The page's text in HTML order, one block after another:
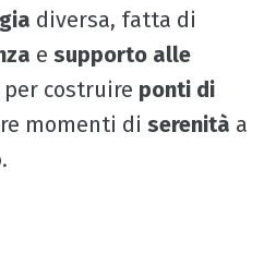
diversa, fatta di
e supporto alle
per costruire ponti di
momenti di serenità a